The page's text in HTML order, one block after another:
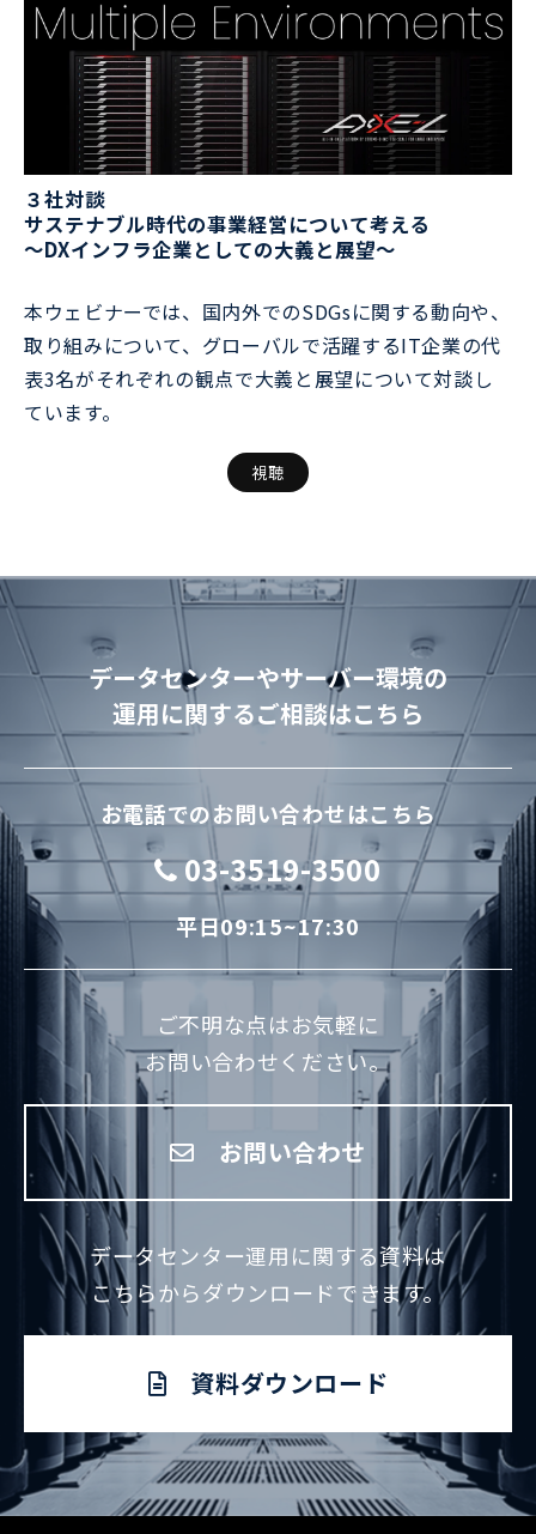
３社対談
サステナブル時代の事業経営について考える
～DXインフラ企業としての大義と展望～
本ウェビナーでは、国内外でのSDGsに関する動向や、
取り組みについて、グローバルで活躍するIT企業の代
表3名がそれぞれの観点で大義と展望について対談し
ています。
視聴
データセンターやサーバー環境の
運用に関するご相談はこちら
お電話でのお問い合わせはこちら
03-3519-3500
平日09:15~17:30
ご不明な点はお気軽に
お問い合わせください。
お問い合わせ
データセンター運用に関する資料は
こちらからダウンロードできます。
資料ダウンロード